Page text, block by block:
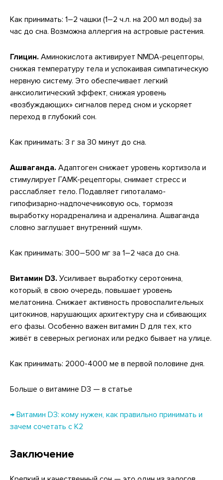
Как принимать: 1–2 чашки (1–2 ч.л. на 200 мл воды) за
час до сна. Возможна аллергия на астровые растения.
Глицин. Аминокислота активирует NMDA-рецепторы,
снижая температуру тела и успокаивая симпатическую
нервную систему. Это обеспечивает легкий
анксиолитический эффект, снижая уровень
«возбуждающих» сигналов перед сном и ускоряет
переход в глубокий сон.
Как принимать: 3 г за 30 минут до сна.
Ашваганда. Адаптоген снижает уровень кортизола и
стимулирует ГАМК-рецепторы, снимает стресс и
расслабляет тело. Подавляет гипоталамо-
гипофизарно-надпочечниковую ось, тормозя
выработку норадреналина и адреналина. Ашваганда
словно заглушает внутренний «шум».
Как принимать: 300–500 мг за 1–2 часа до сна.
Витамин D3. Усиливает выработку серотонина,
который, в свою очередь, повышает уровень
мелатонина. Снижает активность провоспалительных
цитокинов, нарушающих архитектуру сна и сбивающих
его фазы. Особенно важен витамин D для тех, кто
живёт в северных регионах или редко бывает на улице.
Как принимать: 2000-4000 ме в первой половине дня.
Больше о витамине D3 — в статье
→ Витамин D3: кому нужен, как правильно принимать и
зачем сочетать с К2
Заключение